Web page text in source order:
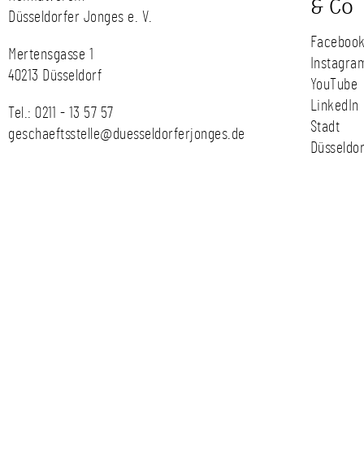
Düsseldorfer Jonges e. V.
Mertensgasse 1
40213 Düsseldorf
Tel.: 0211 - 13 57 57
geschaeftsstelle@duesseldorferjonges.de
& Co
YouTube
LinkedIn
Stadt